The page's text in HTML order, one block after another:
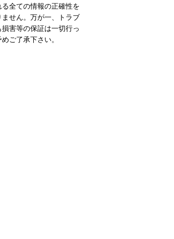
全ての情報の正確性を
せん。万が一、トラブ
害等の保証は一切行っ
ご了承下さい。